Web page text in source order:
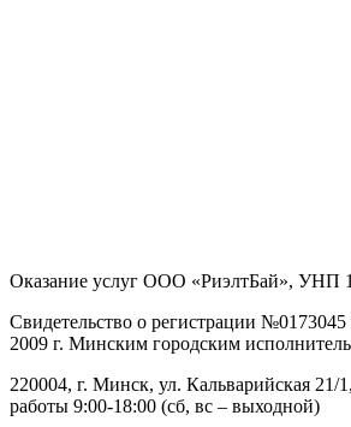
Оказание услуг ООО «РиэлтБай», УНП
Свидетельство о регистрации
2009 г. Минским городским
220004, г. Минск, ул. Кальварийская 21/
работы 9:00-18:00 (сб, вс – выходной)